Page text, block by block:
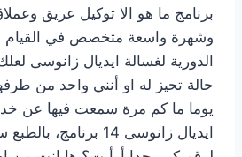
برنامج ما هو الا توكيل عريق
وشهرة واسعة متخصص في القيام
الدورية لغسالة ايديال زانوسى
حالة تحيز له او أنني واحد من
يوما ما كم مرة سمعت فيها عن
ايديال زانوسى 14